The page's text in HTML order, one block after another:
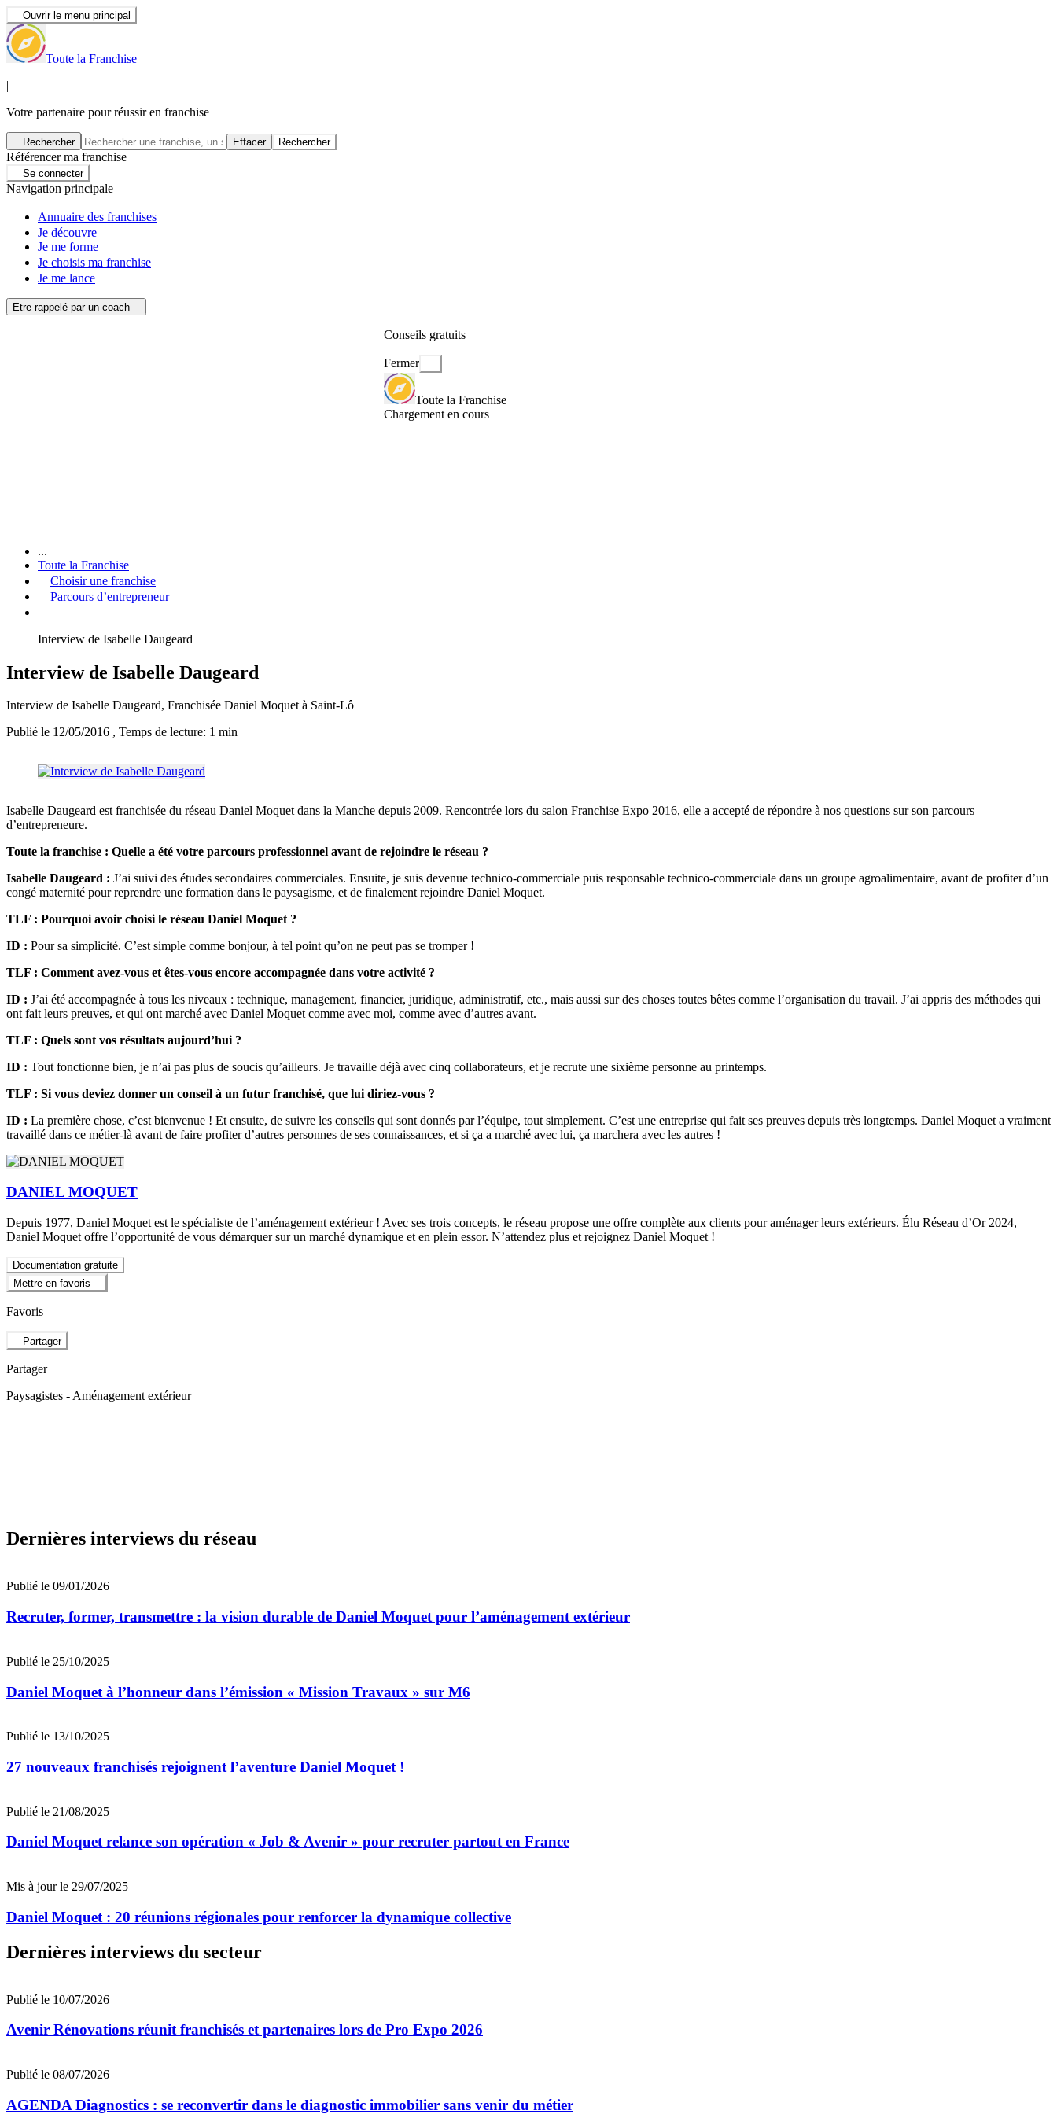
Ouvrir le menu principal
Toute la Franchise
|
Votre partenaire pour réussir en franchise
Rechercher Effacer Rechercher
Référencer ma franchise
Se connecter
Navigation principale
Annuaire des franchises
Je découvre
Je me forme
Je choisis ma franchise
Je me lance
Etre rappelé par un coach
Conseils gratuits
Fermer
Toute la Franchise
Chargement en cours
...
Toute la Franchise
Choisir une franchise
Parcours d’entrepreneur
Interview de Isabelle Daugeard
Interview de Isabelle Daugeard
Interview de Isabelle Daugeard, Franchisée Daniel Moquet à Saint-Lô
Publié le 12/05/2016 , Temps de lecture: 1 min
Isabelle Daugeard est franchisée du réseau Daniel Moquet dans la Manche depuis 2009. Rencontrée lors du salon Franchise Expo 2016, elle a accepté de répondre à nos questions sur son parcours
d’entrepreneure.
Toute la franchise : Quelle a été votre parcours professionnel avant de rejoindre le réseau ?
Isabelle Daugeard : J’ai suivi des études secondaires commerciales. Ensuite, je suis devenue technico-commerciale puis responsable technico-commerciale dans un groupe agroalimentaire, avant de profiter d’un
congé maternité pour reprendre une formation dans le paysagisme, et de finalement rejoindre Daniel Moquet.
TLF : Pourquoi avoir choisi le réseau Daniel Moquet ?
ID : Pour sa simplicité. C’est simple comme bonjour, à tel point qu’on ne peut pas se tromper !
TLF : Comment avez-vous et êtes-vous encore accompagnée dans votre activité ?
ID : J’ai été accompagnée à tous les niveaux : technique, management, financier, juridique, administratif, etc., mais aussi sur des choses toutes bêtes comme l’organisation du travail. J’ai appris des méthodes qui
ont fait leurs preuves, et qui ont marché avec Daniel Moquet comme avec moi, comme avec d’autres avant.
TLF : Quels sont vos résultats aujourd’hui ?
ID : Tout fonctionne bien, je n’ai pas plus de soucis qu’ailleurs. Je travaille déjà avec cinq collaborateurs, et je recrute une sixième personne au printemps.
TLF : Si vous deviez donner un conseil à un futur franchisé, que lui diriez-vous ?
ID : La première chose, c’est bienvenue ! Et ensuite, de suivre les conseils qui sont donnés par l’équipe, tout simplement. C’est une entreprise qui fait ses preuves depuis très longtemps. Daniel Moquet a vraiment
travaillé dans ce métier-là avant de faire profiter d’autres personnes de ses connaissances, et si ça a marché avec lui, ça marchera avec les autres !
DANIEL MOQUET
Depuis 1977, Daniel Moquet est le spécialiste de l’aménagement extérieur ! Avec ses trois concepts, le réseau propose une offre complète aux clients pour aménager leurs extérieurs. Élu Réseau d’Or 2024,
Daniel Moquet offre l’opportunité de vous démarquer sur un marché dynamique et en plein essor. N’attendez plus et rejoignez Daniel Moquet !
Documentation gratuite
Mettre en favoris
Favoris
Partager
Partager
Paysagistes - Aménagement extérieur
Dernières interviews du réseau
Publié le 09/01/2026
Recruter, former, transmettre : la vision durable de Daniel Moquet pour l’aménagement extérieur
Publié le 25/10/2025
Daniel Moquet à l’honneur dans l’émission « Mission Travaux » sur M6
Publié le 13/10/2025
27 nouveaux franchisés rejoignent l’aventure Daniel Moquet !
Publié le 21/08/2025
Daniel Moquet relance son opération « Job & Avenir » pour recruter partout en France
Mis à jour le 29/07/2025
Daniel Moquet : 20 réunions régionales pour renforcer la dynamique collective
Dernières interviews du secteur
Publié le 10/07/2026
Avenir Rénovations réunit franchisés et partenaires lors de Pro Expo 2026
Publié le 08/07/2026
AGENDA Diagnostics : se reconvertir dans le diagnostic immobilier sans venir du métier